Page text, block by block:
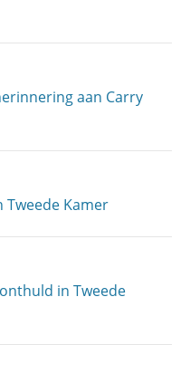
aan Carry
Tweede Kamer
in Tweede